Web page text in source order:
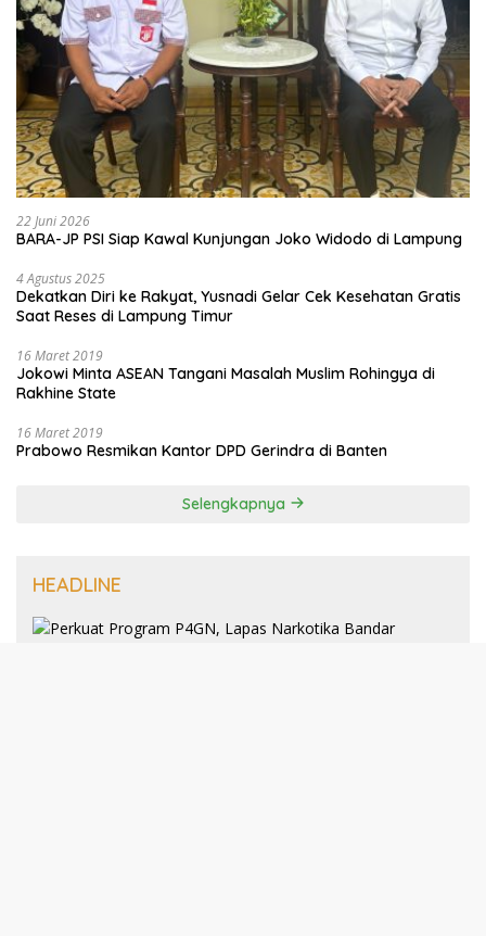
22 Juni 2026
BARA-JP PSI Siap Kawal Kunjungan Joko Widodo di Lampung
4 Agustus 2025
Dekatkan Diri ke Rakyat, Yusnadi Gelar Cek Kesehatan Gratis
Saat Reses di Lampung Timur
16 Maret 2019
Jokowi Minta ASEAN Tangani Masalah Muslim Rohingya di
Rakhine State
16 Maret 2019
Prabowo Resmikan Kantor DPD Gerindra di Banten
Selengkapnya
HEADLINE